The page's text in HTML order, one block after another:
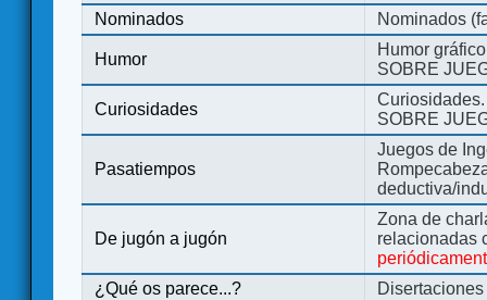
Nominados
Nominados
Humor
Humor
SOBRE
Curiosidades
SOBRE
Pasatiempos
Juegos de
deductiva/
De jugón a jugón
Zona de
relacionadas
¿Qué os parece...?